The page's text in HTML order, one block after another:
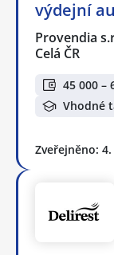
výdejní
Provendia
Celá ČR
45 000 –
Vhodné
Zveřejněno: